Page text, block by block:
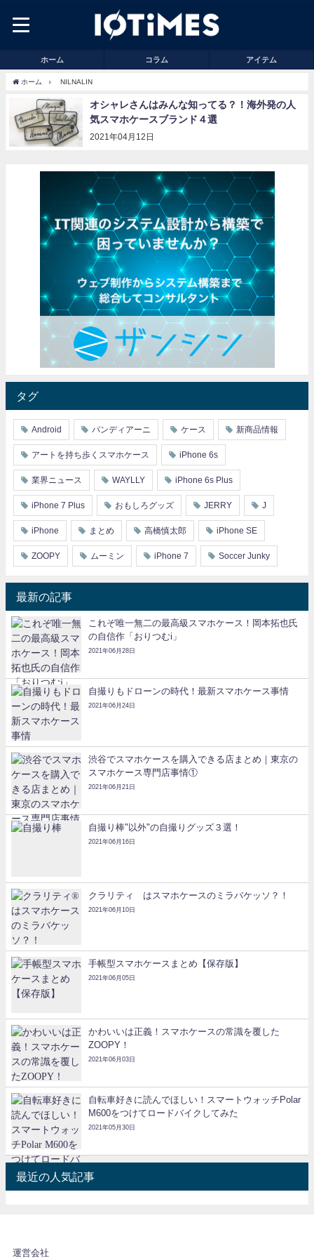
ホーム コラム アイテム
ホーム NILNALIN
オシャレさんはみんな知ってる？！海外発の人
気スマホケースブランド４選
2021年04月12日
タグ
Android パンディアーニ ケース 新商品情報
アートを持ち歩くスマホケース iPhone 6s
業界ニュース WAYLLY iPhone 6s Plus
iPhone 7 Plus おもしろグッズ JERRY J
iPhone まとめ 高橋慎太郎 iPhone SE
ZOOPY ムーミン iPhone 7 Soccer Junky
最新の記事
これぞ唯一無二の最高級スマホケース！岡本拓也氏
の自信作「おりつむi」
2021年06月28日
自撮りもドローンの時代！最新スマホケース事情
2021年06月24日
渋谷でスマホケースを購入できる店まとめ｜東京の
スマホケース専門店事情①
2021年06月21日
自撮り棒"以外"の自撮りグッズ３選！
2021年06月16日
クラリティ®はスマホケースのミラバケッソ？！
2021年06月10日
手帳型スマホケースまとめ【保存版】
2021年06月05日
かわいいは正義！スマホケースの常識を覆した
ZOOPY！
2021年06月03日
自転車好きに読んでほしい！スマートウォッチPolar
M600をつけてロードバイクしてみた
2021年05月30日
最近の人気記事
運営会社